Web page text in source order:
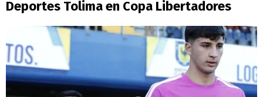
Deportes Tolima en Copa Libertadores